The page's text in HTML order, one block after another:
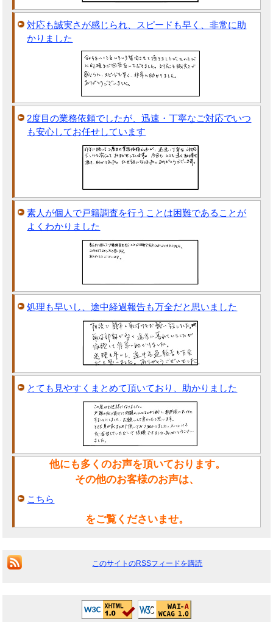
対応も誠実さが感じられ、スピードも早く、非常に助
かりました
2度目の業務依頼でしたが、迅速・丁寧なご対応でいつ
も安心してお任せしています
素人が個人で戸籍調査を行うことは困難であることが
よくわかりました
処理も早いし、途中経過報告も万全だと思いました
とても見やすくまとめて頂いており、助かりました
他にも多くのお声を頂いております。
その他のお客様のお声は、
こちら
をご覧くださいませ。
このサイトのRSSフィードを購読